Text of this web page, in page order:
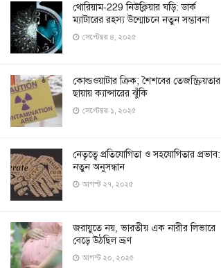
থোরিয়াম-229 নিউক্লিয়ার ঘড়ি: ডার্ক
ম্যাটারের রহস্য উন্মোচনে নতুন সম্ভাবনা
সেপ্টেম্বর ৪, ২০২৫
কোল্ডওয়াটার ক্রিক; শৈশবের তেজস্ক্রিয়তার
ছায়ায় ক্যান্সারের ঝুঁকি
সেপ্টেম্বর ১, ২০২৫
নেতৃত্বে প্রতিযোগিতা ও সহযোগিতার প্রভাব:
নতুন অনুসন্ধান
আগস্ট ২৭, ২০২৫
জরায়ুতে নয়, ভারতীয় এক নারীর লিভারে
বেড়ে উঠছিল ভ্রূণ
আগস্ট ২০, ২০২৫